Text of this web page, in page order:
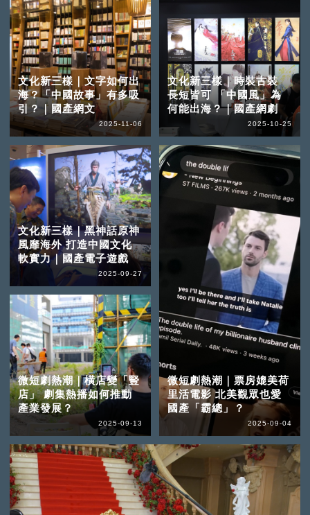
文化新三樣｜文字如何出
海？「中國故事」有多吸
引？｜國產網文
2025-11-06
文化新三樣｜時裝古裝
長短皆可 「中國風」為
何能出海？｜國產網劇
2025-10-25
文化新三樣｜黑神話原神
風靡海外 打造中國文化
軟實力｜國產電子遊戲
2025-09-27
微短劇熱潮｜橫店變「豎
店」 劇集熱播如何推動
產業發展？
2025-09-13
微短劇熱潮｜票房媲美荷
里活電影 北美觀眾也愛
國產「霸總」？
2025-09-04